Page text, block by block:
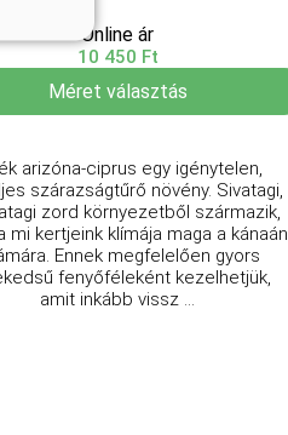
Online ár
10 450 Ft
Méret választás
arizóna-ciprus egy igénytelen,
szárazságtűrő növény. Sivatagi,
zord környezetből származik,
mi kertjeink klímája maga a kánaán
Ennek megfelelően gyors
fenyőféleként kezelhetjük,
amit inkább vissz ...